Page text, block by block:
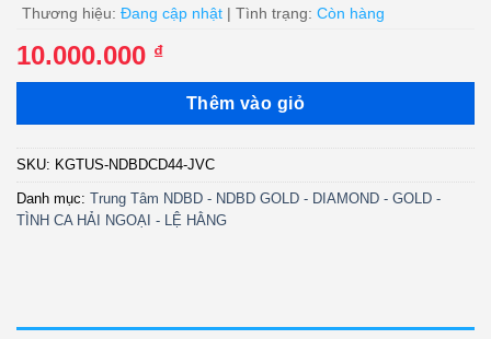
Thương hiệu: Đang cập nhật | Tình trạng: Còn hàng
10.000.000 ₫
Thêm vào giỏ
SKU: KGTUS-NDBDCD44-JVC
Danh mục: Trung Tâm NDBD - NDBD GOLD - DIAMOND - GOLD -
TÌNH CA HẢI NGOẠI - LỆ HẰNG